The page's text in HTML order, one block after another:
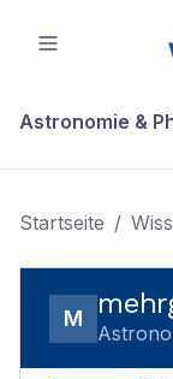
Astronomie &
Startseite /
M